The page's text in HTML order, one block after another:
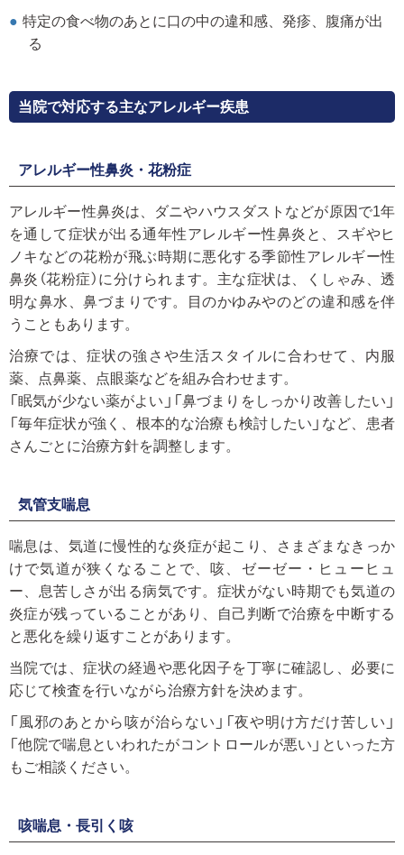
特定の食べ物のあとに口の中の違和感、発疹、腹痛が出
る
当院で対応する主なアレルギー疾患
アレルギー性鼻炎・花粉症
アレルギー性鼻炎は、ダニやハウスダストなどが原因で1年
を通して症状が出る通年性アレルギー性鼻炎と、スギやヒ
ノキなどの花粉が飛ぶ時期に悪化する季節性アレルギー性
鼻炎（花粉症）に分けられます。主な症状は、くしゃみ、透
明な鼻水、鼻づまりです。目のかゆみやのどの違和感を伴
うこともあります。
治療では、症状の強さや生活スタイルに合わせて、内服
薬、点鼻薬、点眼薬などを組み合わせます。
「眠気が少ない薬がよい」「鼻づまりをしっかり改善したい」
「毎年症状が強く、根本的な治療も検討したい」など、患者
さんごとに治療方針を調整します。
気管支喘息
喘息は、気道に慢性的な炎症が起こり、さまざまなきっか
けで気道が狭くなることで、咳、ゼーゼー・ヒューヒュ
ー、息苦しさが出る病気です。症状がない時期でも気道の
炎症が残っていることがあり、自己判断で治療を中断する
と悪化を繰り返すことがあります。
当院では、症状の経過や悪化因子を丁寧に確認し、必要に
応じて検査を行いながら治療方針を決めます。
「風邪のあとから咳が治らない」「夜や明け方だけ苦しい」
「他院で喘息といわれたがコントロールが悪い」といった方
もご相談ください。
咳喘息・長引く咳